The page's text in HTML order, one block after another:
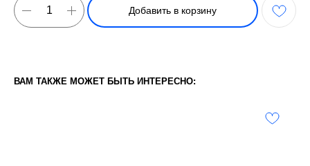
Добавить в корзину
ВАМ ТАКЖЕ МОЖЕТ БЫТЬ ИНТЕРЕСНО: